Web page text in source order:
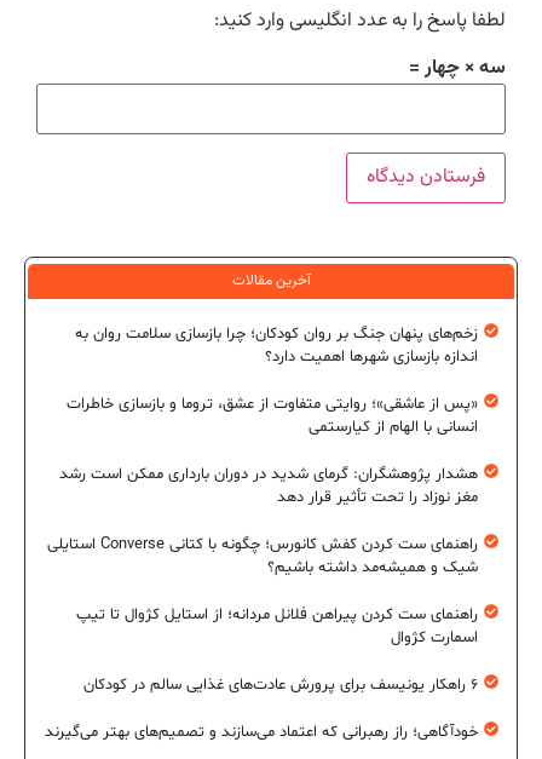
لطفا پاسخ را به عدد انگلیسی وارد کنید:
سه × چهار =
آخرین مقالات
زخم‌های پنهان جنگ بر روان کودکان؛ چرا بازسازی سلامت روان به
اندازه بازسازی شهرها اهمیت دارد؟
«پس از عاشقی»؛ روایتی متفاوت از عشق، تروما و بازسازی خاطرات
انسانی با الهام از کیارستمی
هشدار پژوهشگران: گرمای شدید در دوران بارداری ممکن است رشد
مغز نوزاد را تحت تأثیر قرار دهد
راهنمای ست کردن کفش کانورس؛ چگونه با کتانی Converse استایلی
شیک و همیشه‌مد داشته باشیم؟
راهنمای ست کردن پیراهن فلانل مردانه؛ از استایل کژوال تا تیپ
اسمارت کژوال
۶ راهکار یونیسف برای پرورش عادت‌های غذایی سالم در کودکان
خودآگاهی؛ راز رهبرانی که اعتماد می‌سازند و تصمیم‌های بهتر می‌گیرند